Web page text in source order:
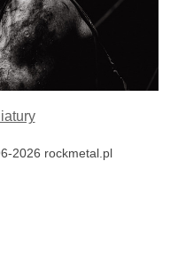
2026 rockmetal.pl